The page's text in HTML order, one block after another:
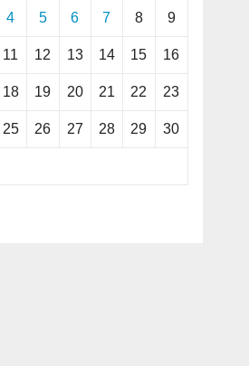
4 5 6 7 8 9
11 12 13 14 15 16
18 19 20 21 22 23
25 26 27 28 29 30